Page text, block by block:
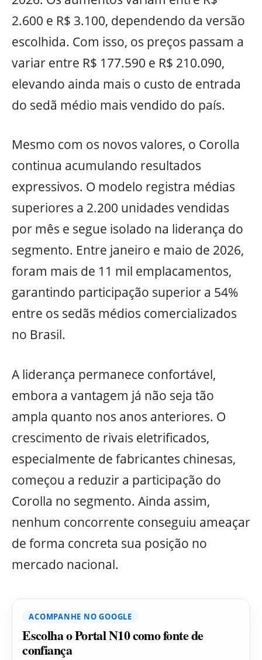
2.600 e R$ 3.100, dependendo da versão
escolhida. Com isso, os preços passam a
variar entre R$ 177.590 e R$ 210.090,
elevando ainda mais o custo de entrada
do sedã médio mais vendido do país.
Mesmo com os novos valores, o Corolla
continua acumulando resultados
expressivos. O modelo registra médias
superiores a 2.200 unidades vendidas
por mês e segue isolado na liderança do
segmento. Entre janeiro e maio de 2026,
foram mais de 11 mil emplacamentos,
garantindo participação superior a 54%
entre os sedãs médios comercializados
no Brasil.
A liderança permanece confortável,
embora a vantagem já não seja tão
ampla quanto nos anos anteriores. O
crescimento de rivais eletrificados,
especialmente de fabricantes chinesas,
começou a reduzir a participação do
Corolla no segmento. Ainda assim,
nenhum concorrente conseguiu ameaçar
de forma concreta sua posição no
mercado nacional.
ACOMPANHE NO GOOGLE
Escolha o Portal N10 como fonte de
confiança